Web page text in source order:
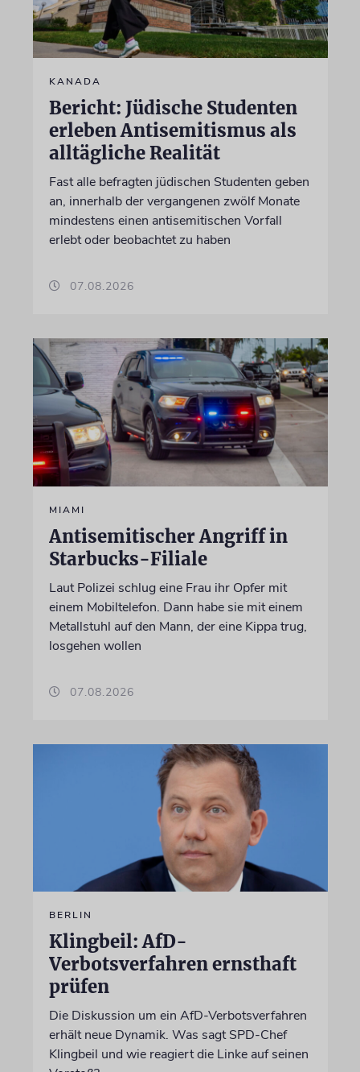
KANADA
Bericht: Jüdische Studenten
erleben Antisemitismus als
alltägliche Realität
Fast alle befragten jüdischen Studenten geben
an, innerhalb der vergangenen zwölf Monate
mindestens einen antisemitischen Vorfall
erlebt oder beobachtet zu haben
07.08.2026
MIAMI
Antisemitischer Angriff in
Starbucks-Filiale
Laut Polizei schlug eine Frau ihr Opfer mit
einem Mobiltelefon. Dann habe sie mit einem
Metallstuhl auf den Mann, der eine Kippa trug,
losgehen wollen
07.08.2026
BERLIN
Klingbeil: AfD-
Verbotsverfahren ernsthaft
prüfen
Die Diskussion um ein AfD-Verbotsverfahren
erhält neue Dynamik. Was sagt SPD-Chef
Klingbeil und wie reagiert die Linke auf seinen